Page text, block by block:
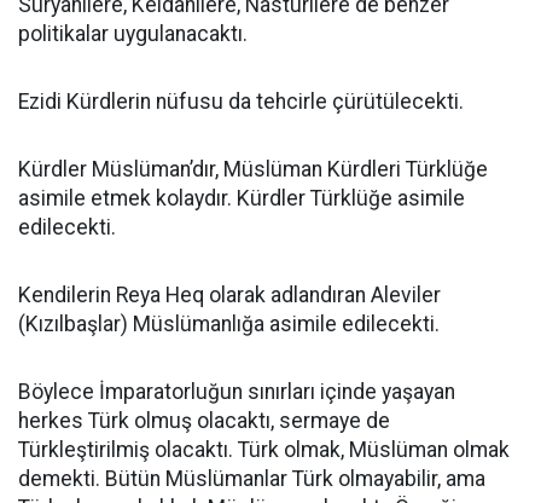
Süryanilere, Keldanilere, Nasturilere de benzer
politikalar uygulanacaktı.
Ezidi Kürdlerin nüfusu da tehcirle çürütülecekti.
Kürdler Müslüman’dır, Müslüman Kürdleri Türklüğe
asimile etmek kolaydır. Kürdler Türklüğe asimile
edilecekti.
Kendilerin Reya Heq olarak adlandıran Aleviler
(Kızılbaşlar) Müslümanlığa asimile edilecekti.
Böylece İmparatorluğun sınırları içinde yaşayan
herkes Türk olmuş olacaktı, sermaye de
Türkleştirilmiş olacaktı. Türk olmak, Müslüman olmak
demekti. Bütün Müslümanlar Türk olmayabilir, ama